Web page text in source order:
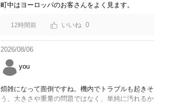
町中はヨーロッパのお客さんをよく見ます。
12時間前 0
2026/08/06
you
煩雑になって面倒ですね。機内でトラブルも起きそ
う。大きさや重量の問題ではなく、単純に汚れるか